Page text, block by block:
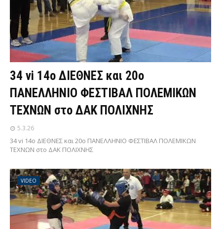
34 vi 14ο ΔΙΕΘΝΕΣ και 20ο
ΠΑΝΕΛΛΗΝΙΟ ΦΕΣΤΙΒΑΛ ΠΟΛΕΜΙΚΩΝ
ΤΕΧΝΩΝ στο ΔΑΚ ΠΟΛΙΧΝΗΣ
5.3.26
34 vi 14ο ΔΙΕΘΝΕΣ και 20ο ΠΑΝΕΛΛΗΝΙΟ ΦΕΣΤΙΒΑΛ ΠΟΛΕΜΙΚΩΝ
ΤΕΧΝΩΝ στο ΔΑΚ ΠΟΛΙΧΝΗΣ
VIDEO